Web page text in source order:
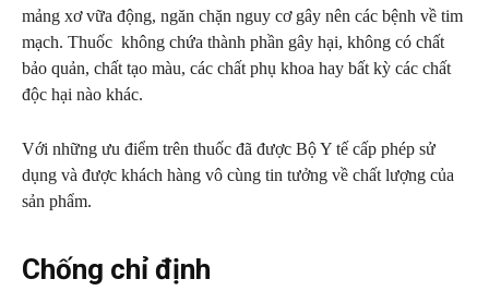
mảng xơ vữa động, ngăn chặn nguy cơ gây nên các bệnh về tim
mạch. Thuốc không chứa thành phần gây hại, không có chất
bảo quản, chất tạo màu, các chất phụ khoa hay bất kỳ các chất
độc hại nào khác.
Với những ưu điểm trên thuốc đã được Bộ Y tế cấp phép sử
dụng và được khách hàng vô cùng tin tưởng về chất lượng của
sản phẩm.
Chống chỉ định